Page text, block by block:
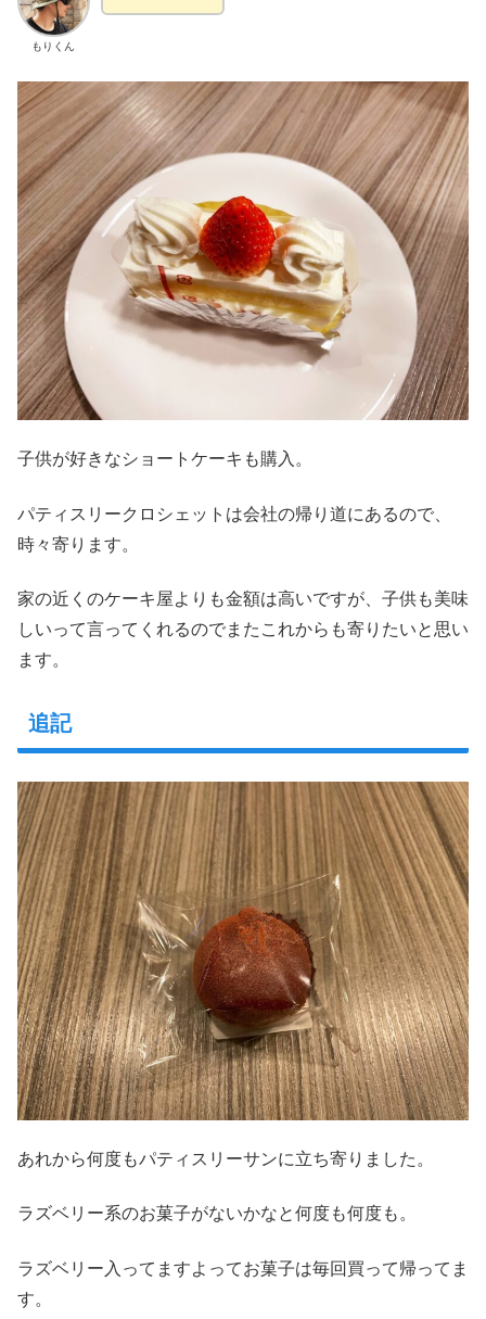
もりくん
子供が好きなショートケーキも購入。
パティスリークロシェットは会社の帰り道にあるので、
時々寄ります。
家の近くのケーキ屋よりも金額は高いですが、子供も美味
しいって言ってくれるのでまたこれからも寄りたいと思い
ます。
追記
あれから何度もパティスリーサンに立ち寄りました。
ラズベリー系のお菓子がないかなと何度も何度も。
ラズベリー入ってますよってお菓子は毎回買って帰ってま
す。